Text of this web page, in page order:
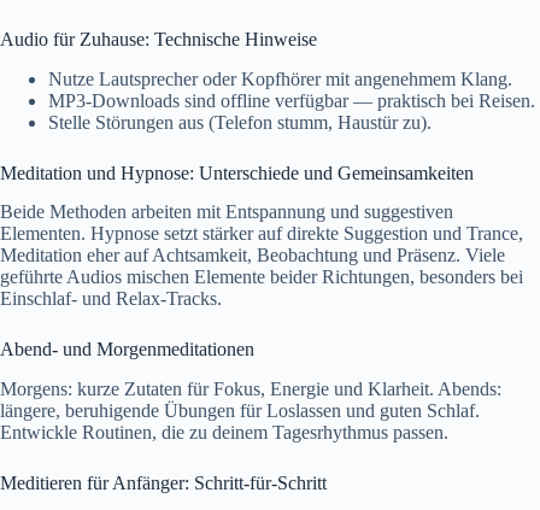
Audio für Zuhause: Technische Hinweise
Nutze Lautsprecher oder Kopfhörer mit angenehmem Klang.
MP3-Downloads sind offline verfügbar — praktisch bei Reisen.
Stelle Störungen aus (Telefon stumm, Haustür zu).
Meditation und Hypnose: Unterschiede und Gemeinsamkeiten
Beide Methoden arbeiten mit Entspannung und suggestiven
Elementen. Hypnose setzt stärker auf direkte Suggestion und Trance,
Meditation eher auf Achtsamkeit, Beobachtung und Präsenz. Viele
geführte Audios mischen Elemente beider Richtungen, besonders bei
Einschlaf- und Relax-Tracks.
Abend- und Morgenmeditationen
Morgens: kurze Zutaten für Fokus, Energie und Klarheit. Abends:
längere, beruhigende Übungen für Loslassen und guten Schlaf.
Entwickle Routinen, die zu deinem Tagesrhythmus passen.
Meditieren für Anfänger: Schritt-für-Schritt